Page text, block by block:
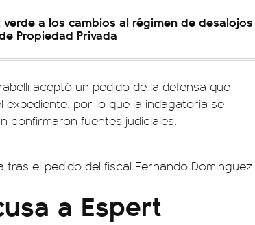
verde a los cambios al régimen de desalojos
Propiedad Privada
aceptó un pedido de la defensa que
expediente, por lo que la indagatoria se
confirmaron fuentes judiciales.
el pedido del fiscal Fernando Dominguez.
a Espert